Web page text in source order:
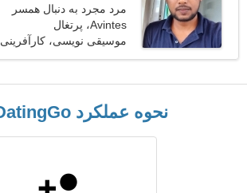
مرد مجرد به دنبال همسر
Avintes، پرتغال
موسیقی نویسی، کارآفرینی
نحوه عملکرد PrtDatingGo